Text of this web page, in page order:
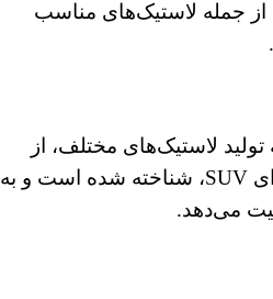
جمله لاستیک‌های مناسب
لاستیک‌های مختلف، از
جمله مدل‌هایی مناسب برای SUV، شناخته شده است و به
می‌دهد.